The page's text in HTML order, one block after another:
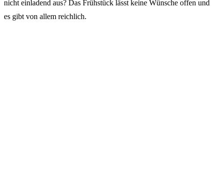
nicht einladend aus? Das Frühstück lässt keine Wünsche offen und
es gibt von allem reichlich.